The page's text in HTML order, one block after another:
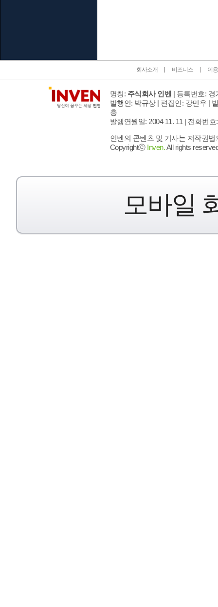
회사소개 비즈니스 이
명칭: 주식회사 인벤 | 등록번호: 경
발행인: 박규상 | 편집인: 강민우 |
층
발행연월일: 2004 11. 11 | 전화번호
인벤의 콘텐츠 및 기사는 저작권
Copyrightⓒ Inven.All rights
모바일